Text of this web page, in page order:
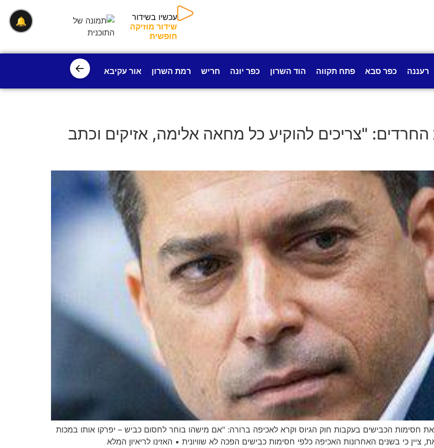
עכשיו בשידור
שידור מוזיקה חופשית
רעננה כפר סבא פתח תקווה הוד השרון כפר יונה חריש רמת השרון אור עקיבא פרדס חנה
←
"צריכים להוקיע כל מחאה אלימה, אזיקים וכתב
חסימות הכבישים בעקבות חוק הגיוס וקרא לאכיפה ברורה: "אם מישהו בוחר לחסום כביש – יפרקו אותו במכות
ציין כי בשנים האחרונות האכיפה כלפי חסימות כבישים הפכה לא שוויונית • האזינו לריאיון המלא
🔔